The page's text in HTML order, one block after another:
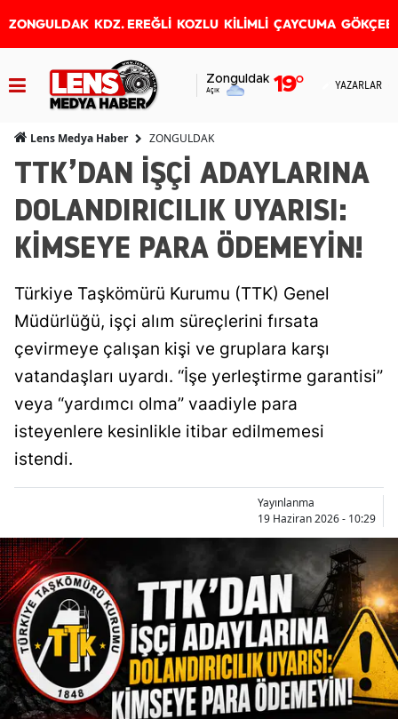
ZONGULDAK KDZ. EREĞLİ KOZLU KİLİMLİ ÇAYCUMA
Zonguldak
Açık 19° YAZARLAR
Lens Medya Haber ZONGULDAK
TTK’DAN İŞÇİ ADAYLARINA
DOLANDIRICILIK UYARISI:
KİMSEYE PARA ÖDEMEYİN!
Türkiye Taşkömürü Kurumu (TTK) Genel
Müdürlüğü, işçi alım süreçlerini fırsata
çevirmeye çalışan kişi ve gruplara karşı
vatandaşları uyardı. “İşe yerleştirme garantisi”
veya “yardımcı olma” vaadiyle para
isteyenlere kesinlikle itibar edilmemesi
istendi.
Yayınlanma
19 Haziran 2026 - 10:29